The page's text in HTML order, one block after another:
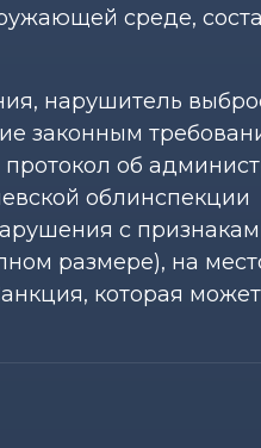
среде,
нарушитель
законным
об
с
размере), на
которая